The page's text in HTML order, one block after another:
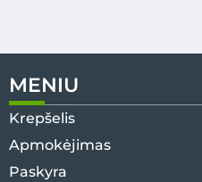
MENIU
Krepšelis
Apmokėjimas
Paskyra